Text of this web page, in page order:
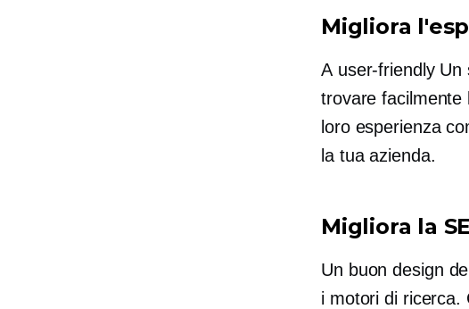
Migliora
A user-friendlyUn
trovare facilmente
loro esperienza
la tua azienda.
Migliora la
Un buon design
i motori di ricerca.